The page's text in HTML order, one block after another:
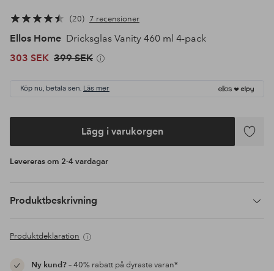
20 7 recensioner
Ellos Home Dricksglas Vanity 460 ml 4-pack
303 SEK 399 SEK
Köp nu, betala sen. Läs mer
Lägg i varukorgen
Lägg
Levereras om 2-4 vardagar
Produktbeskrivning
Produktdeklaration
Ny kund?– 40% rabatt på dyraste varan*